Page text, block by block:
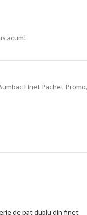
acum!
Finet Pachet Promo,